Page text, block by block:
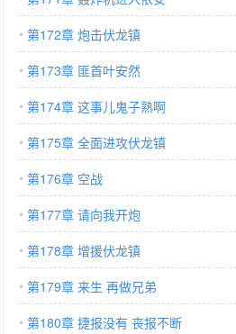
第172章 炮击伏龙镇
第173章 匪首叶安然
第174章 这事儿鬼子熟啊
第175章 全面进攻伏龙镇
第176章 空战
第177章 请向我开炮
第178章 增援伏龙镇
第179章 来生 再做兄弟
第180章 捷报没有 丧报不断